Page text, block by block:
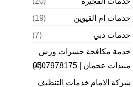
خدمات ام القيوين
(19)
خدمات دبي
(7)
خدمة مكافحة حشرات ورش
مبيدات عجمان | 0507978175
(4)
شركة الامام خدمات التنظيف